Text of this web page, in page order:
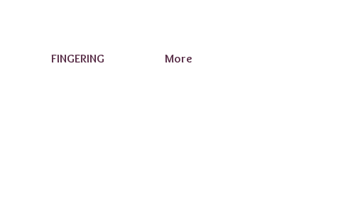
FINGERING More